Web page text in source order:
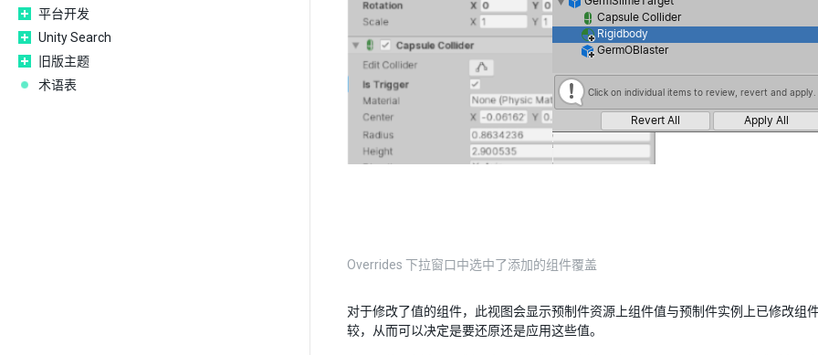
平台开发
Unity Search
旧版主题
术语表
Overrides 下拉窗口中选中了添加的组件覆盖
对于修改了值的组件，此视图会显示预制件资源上组件值与预制件实例上已修改
较，从而可以决定是要还原还是应用这些值。